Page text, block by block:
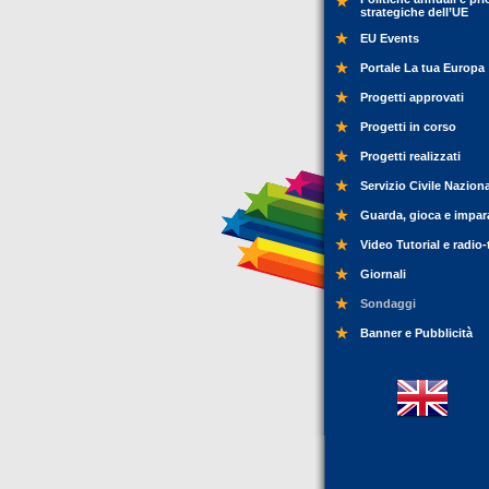
strategiche dell’UE
EU Events
Portale La tua Europa
Progetti approvati
Progetti in corso
Progetti realizzati
Servizio Civile
Guarda, gioca e
Video Tutorial e
Giornali
Sondaggi
Banner e Pubblicità